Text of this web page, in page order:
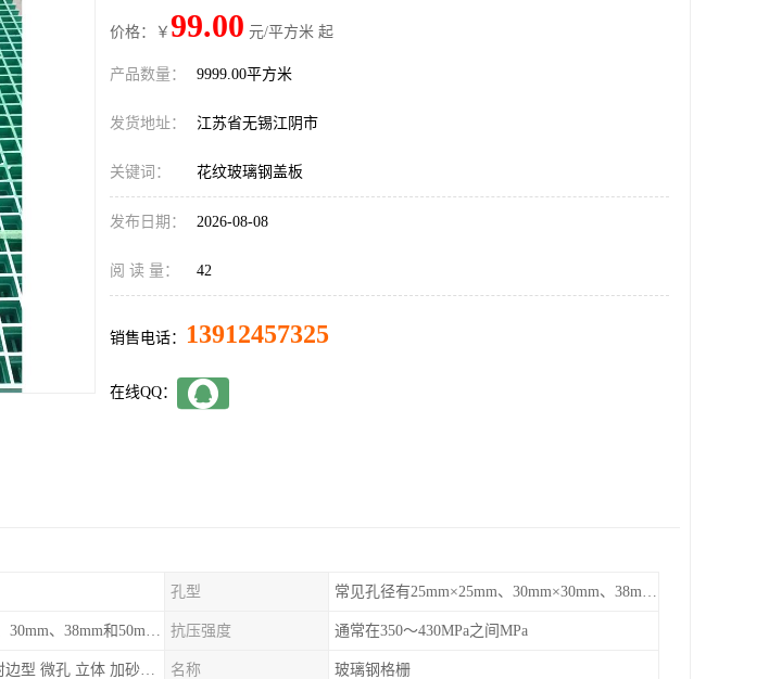
价格：￥ 99.00 元/平方米 起
产品数量： 9999.00平方米
发货地址： 江苏省无锡江阴市
关键词： 花纹玻璃钢盖板
发布日期： 2026-08-08
阅 读 量： 42
销售电话： 13912457325
在线QQ：
孔型 常见孔径有25mm×25mm、30mm×30mm、38mm×38mm等,
常见的有19mm、25mm、30mm、38mm和50mm等 抗压强度 通常在350～430MPa之间MPa
普通型 防滑型 ‌烤漆型 封边型 ‌微孔 立体 加砂覆面型 平面型 名称 玻璃钢格栅